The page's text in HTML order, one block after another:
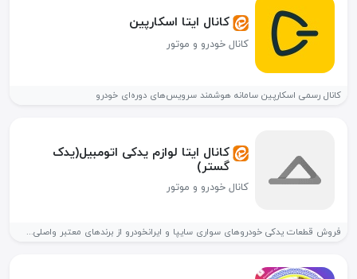
کانال ایتا اسکارپین
کانال خودرو و موتور
کانال رسمی اسکارپین سامانه هوشمند سرویس‌های دوره‌ای خودرو
کانال ایتا لوازم یدکی اتومبیل(یدک
گستر)
کانال خودرو و موتور
فروش قطعات یدکی خودروهای سواری سایپا و ایرانخودرو از برندهای معتبر واصلی...